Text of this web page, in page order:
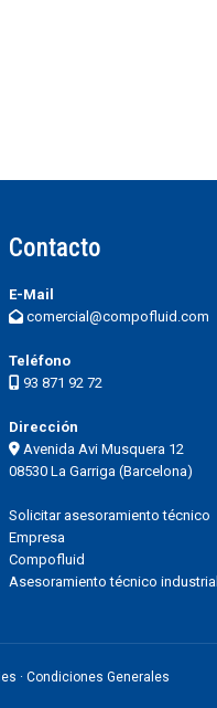
Contacto
E-Mail
comercial@compofluid.com
Teléfono
93 871 92 72
Dirección
Avenida Avi Musquera 12
08530 La Garriga (Barcelona)
Solicitar asesoramiento técnico
Empresa
Compofluid
Asesoramiento técnico industrial
· Condiciones Generales